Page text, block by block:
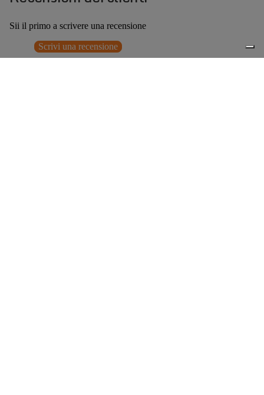
Sii il primo a scrivere una recensione
Scrivi una recensione